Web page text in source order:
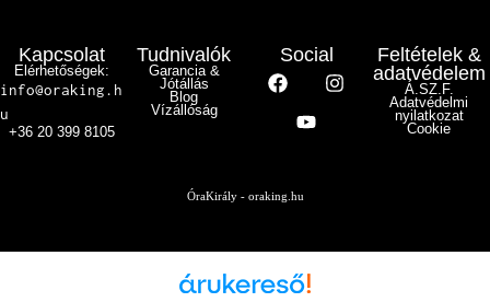
Kapcsolat
Elérhetőségek:
info@oraking.h
u
+36 20 399 8105
Tudnivalók
Garancia &
Jótállás
Blog
Vízállóság
Social
Feltételek &
adatvédelem
Á.SZ.F.
Adatvédelmi
nyilatkozat
Cookie
ÓraKirály - oraking.hu